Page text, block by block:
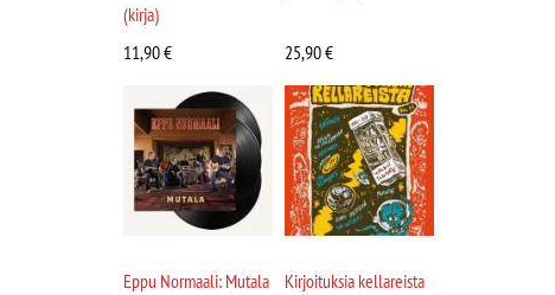
(kirja)
11,90€ 25,90€
Eppu Normaali: Mutala
Kirjoituksia kellareista